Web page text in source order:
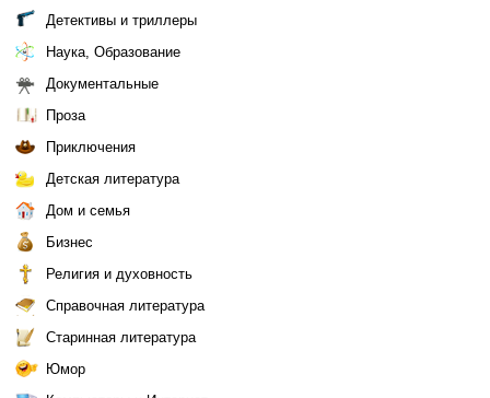
Детективы и триллеры
Наука, Образование
Документальные
Проза
Приключения
Детская литература
Дом и семья
Бизнес
Религия и духовность
Справочная литература
Старинная литература
Юмор